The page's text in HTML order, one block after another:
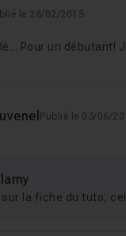
le 28/02/2015
Pour un débutant!
Publié le 03/06/
sur la fiche du tuto,